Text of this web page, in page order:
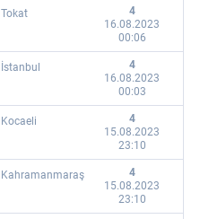
Tokat
4
16.08.2023
00:06
İstanbul
4
16.08.2023
00:03
Kocaeli
4
15.08.2023
23:10
Kahramanmaraş
4
15.08.2023
23:10